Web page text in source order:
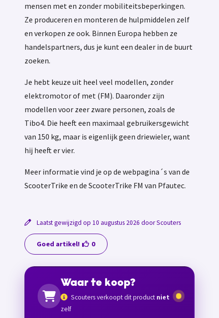
mensen met en zonder mobiliteitsbeperkingen.
Ze produceren en monteren de hulpmiddelen zelf
en verkopen ze ook. Binnen Europa hebben ze
handelspartners, dus je kunt een dealer in de buurt
zoeken.
Je hebt keuze uit heel veel modellen, zonder
elektromotor of met (FM). Daaronder zijn
modellen voor zeer zware personen, zoals de
Tibo4. Die heeft een maximaal gebruikersgewicht
van 150 kg, maar is eigenlijk geen driewieler, want
hij heeft er vier.
Meer informatie vind je op de webpagina´s van de
ScooterTrike en de ScooterTrike FM van Pfautec.
Laatst gewijzigd op 10 augustus 2026 door Scouters
Goed artikel! 0
Waar te koop?
Scouters verkoopt dit product niet
zelf